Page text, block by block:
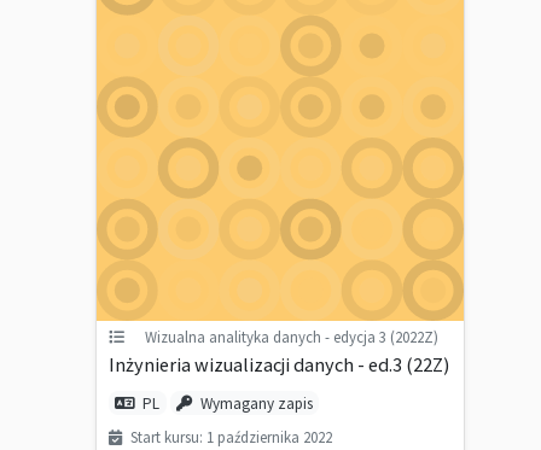
Wizualna analityka danych - edycja 3 (2022Z)
Inżynieria wizualizacji danych - ed.3 (22Z)
PL Wymagany zapis
Start kursu: 1 października 2022